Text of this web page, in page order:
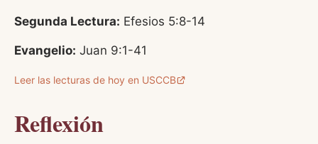
Segunda Lectura: Efesios 5:8-14
Evangelio: Juan 9:1-41
Leer las lecturas de hoy en USCCB
Reflexión